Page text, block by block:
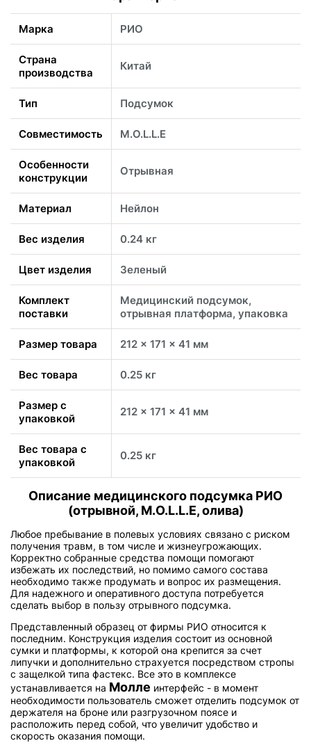
Марка РИО
Страна
производства
Китай
Тип Подсумок
Совместимость M.O.L.L.E
Особенности
конструкции
Отрывная
Материал Нейлон
Вес изделия 0.24 кг
Цвет изделия Зеленый
Комплект
поставки
Медицинский подсумок,
отрывная платформа, упаковка
Размер товара 212 x 171 x 41 мм
Вес товара 0.25 кг
Размер с
упаковкой
212 x 171 x 41 мм
Вес товара с
упаковкой
0.25 кг
Описание медицинского подсумка РИО
(отрывной, M.O.L.L.E, олива)
Любое пребывание в полевых условиях связано с риском
получения травм, в том числе и жизнеугрожающих.
Корректно собранные средства помощи помогают
избежать их последствий, но помимо самого состава
необходимо также продумать и вопрос их размещения.
Для надежного и оперативного доступа потребуется
сделать выбор в пользу отрывного подсумка.
Представленный образец от фирмы РИО относится к
последним. Конструкция изделия состоит из основной
сумки и платформы, к которой она крепится за счет
липучки и дополнительно страхуется посредством стропы
с защелкой типа фастекс. Все это в комплексе
устанавливается на Молле интерфейс - в момент
необходимости пользователь сможет отделить подсумок от
держателя на броне или разгрузочном поясе и
расположить перед собой, что увеличит удобство и
скорость оказания помощи.